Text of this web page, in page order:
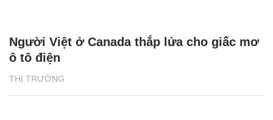
THỊ TRƯỜNG
Người Việt ở Canada thắp lửa cho giấc mơ
ô tô điện